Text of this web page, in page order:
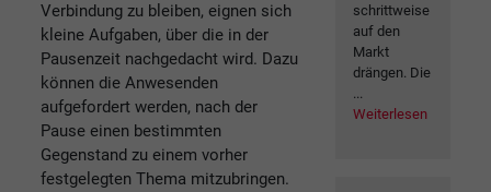
Verbindung zu bleiben, eignen sich
kleine Aufgaben, über die in der
Pausenzeit nachgedacht wird. Dazu
können die Anwesenden
aufgefordert werden, nach der
Pause einen bestimmten
Gegenstand zu einem vorher
festgelegten Thema mitzubringen.
schrittweise
auf den
Markt
drängen. Die
...
Weiterlesen